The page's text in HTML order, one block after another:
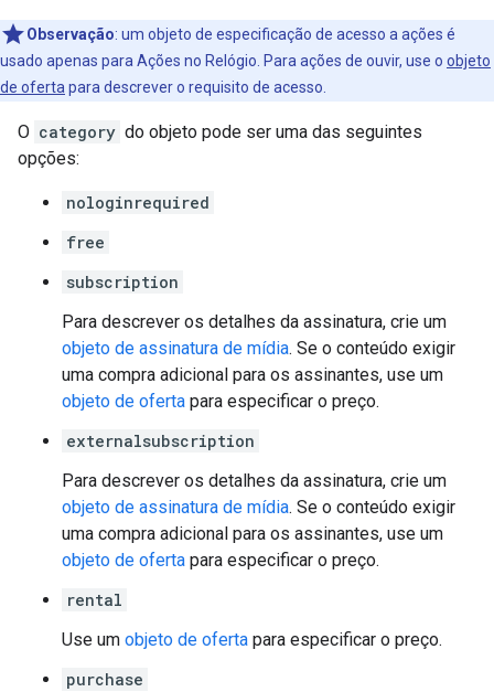
Observação: um objeto de especificação de acesso a ações é
usado apenas para Ações no Relógio. Para ações de ouvir, use o objeto
de oferta para descrever o requisito de acesso.
O category do objeto pode ser uma das seguintes
opções:
nologinrequired
free
subscription
Para descrever os detalhes da assinatura, crie um
objeto de assinatura de mídia. Se o conteúdo exigir
uma compra adicional para os assinantes, use um
objeto de oferta para especificar o preço.
externalsubscription
Para descrever os detalhes da assinatura, crie um
objeto de assinatura de mídia. Se o conteúdo exigir
uma compra adicional para os assinantes, use um
objeto de oferta para especificar o preço.
rental
Use um objeto de oferta para especificar o preço.
purchase